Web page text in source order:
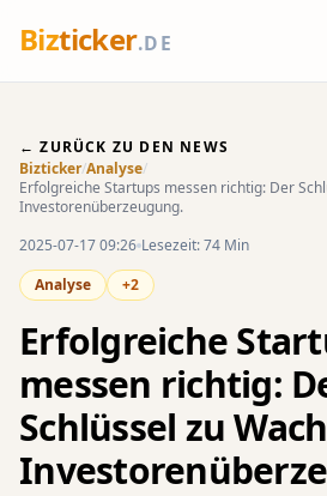
Bizticker.DE
← ZURÜCK ZU DEN NEWS
Bizticker/Analyse/
Erfolgreiche Startups messen richtig: Der
Investorenüberzeugung.
2025-07-17 09:26 Lesezeit: 74 Min
Analyse
+2
Erfolgreiche
messen richtig:
Schlüssel zu